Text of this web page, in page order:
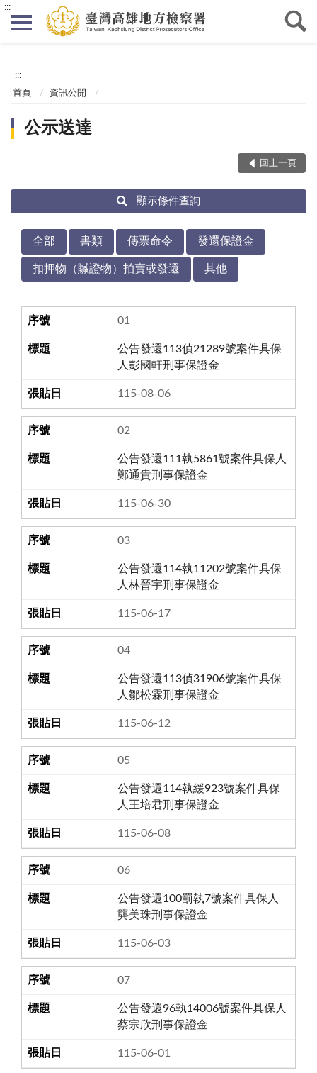
:::
:::
首頁 資訊公開
公示送達
回上一頁
顯示條件查詢
全部 書類 傳票命令 發還保證金
扣押物（贓證物）拍賣或發還 其他
01
公告發還113偵21289號案件具保
人彭國軒刑事保證金
115-08-06
02
公告發還111執5861號案件具保人
鄭通貴刑事保證金
115-06-30
03
公告發還114執11202號案件具保
人林晉宇刑事保證金
115-06-17
04
公告發還113偵31906號案件具保
人鄒松霖刑事保證金
115-06-12
05
公告發還114執緩923號案件具保
人王培君刑事保證金
115-06-08
06
公告發還100罰執7號案件具保人
龔美珠刑事保證金
115-06-03
07
公告發還96執14006號案件具保人
蔡宗欣刑事保證金
115-06-01